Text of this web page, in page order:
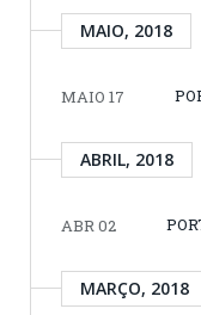
MAIO, 2018
MAIO 17
ABRIL, 2018
ABR 02
MARÇO, 2018